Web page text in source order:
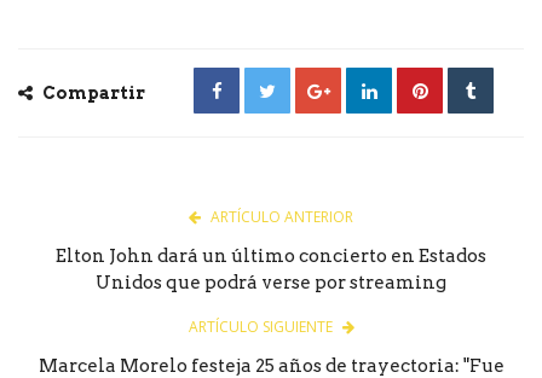
Compartir
ARTÍCULO ANTERIOR
Elton John dará un último concierto en Estados
Unidos que podrá verse por streaming
ARTÍCULO SIGUIENTE
Marcela Morelo festeja 25 años de trayectoria: "Fue